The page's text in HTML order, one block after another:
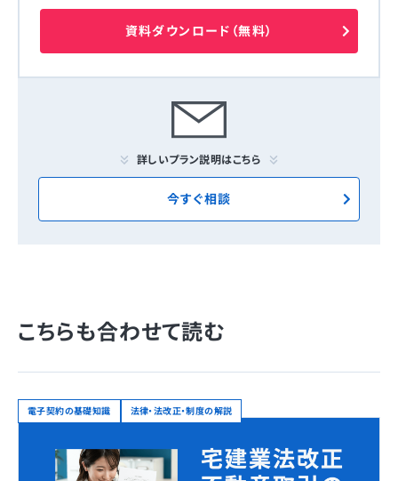
資料ダウンロード（無料）
詳しいプラン説明はこちら
今すぐ相談
こちらも合わせて読む
電子契約の基礎知識 法律・法改正・制度の解説